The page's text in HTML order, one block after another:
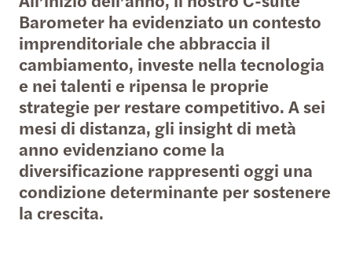
Barometer ha evidenziato un contesto
imprenditoriale che abbraccia il
cambiamento, investe nella tecnologia
e nei talenti e ripensa le proprie
strategie per restare competitivo. A sei
mesi di distanza, gli insight di metà
anno evidenziano come la
diversificazione rappresenti oggi una
condizione determinante per sostenere
la crescita.